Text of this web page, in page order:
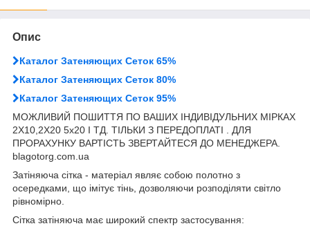
Опис
Каталог Затеняющих Сеток 65%
Каталог Затеняющих Сеток 80%
Каталог Затеняющих Сеток 95%
МОЖЛИВИЙ ПОШИТТЯ ПО ВАШИХ ІНДИВІДУЛЬНИХ МІРКАХ
2Х10,2Х20 5х20 І ТД. ТІЛЬКИ З ПЕРЕДОПЛАТІ . ДЛЯ
ПРОРАХУНКУ ВАРТІСТЬ ЗВЕРТАЙТЕСЯ ДО МЕНЕДЖЕРА.
blagotorg.com.ua
Затіняюча сітка - матеріал являє собою полотно з
осередками, що імітує тінь, дозволяючи розподіляти світло
рівномірно.
Сітка затіняюча має широкий спектр застосування: